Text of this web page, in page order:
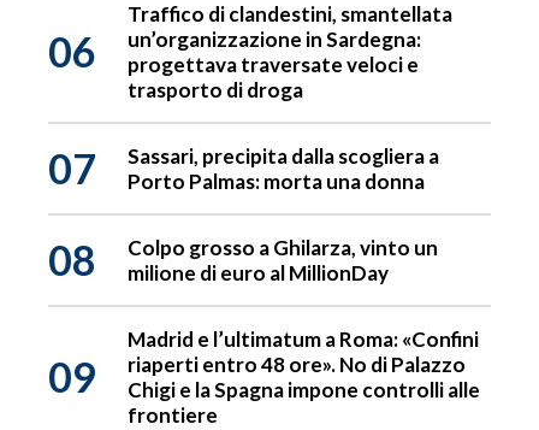
06
Traffico di clandestini, smantellata
un’organizzazione in Sardegna:
progettava traversate veloci e
trasporto di droga
07
Sassari, precipita dalla scogliera a
Porto Palmas: morta una donna
08
Colpo grosso a Ghilarza, vinto un
milione di euro al MillionDay
09
Madrid e l’ultimatum a Roma: «Confini
riaperti entro 48 ore». No di Palazzo
Chigi e la Spagna impone controlli alle
frontiere